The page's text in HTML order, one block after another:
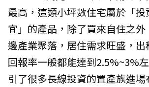
最高，這類小坪數住宅屬於「
宜」的產品，除了買來自住之外
邊產業聚落，居住需求旺盛，
回報率一般都能達到2.5%~3%
引了很多長線投資的置產族進